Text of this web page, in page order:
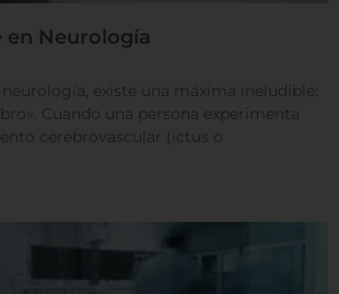
en Neurología
existe una máxima ineludible:
Cuando una persona experimenta
cerebrovascular (ictus o
usar ciertas cookies. Haga
Sin embargo, el bloqueo de
cookies puede afectar su
el sitio y los servicios que podemos